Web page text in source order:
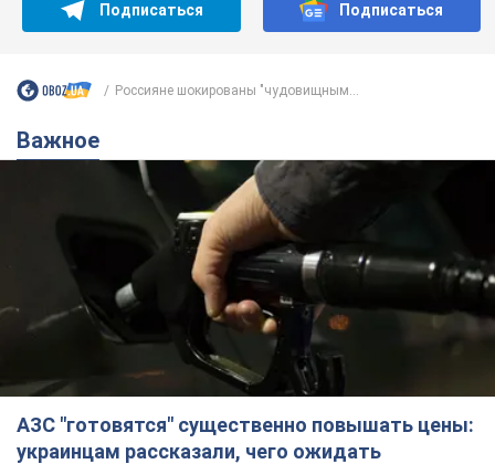
Подписаться Подписаться
Россияне шокированы "чудовищным...
Важное
АЗС "готовятся" существенно повышать цены:
украинцам рассказали, чего ожидать